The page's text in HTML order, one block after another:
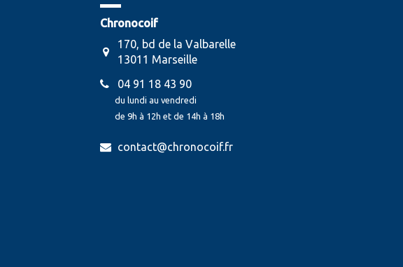
Chronocoif
170, bd de la Valbarelle
13011 Marseille
04 91 18 43 90
du lundi au vendredi
de 9h à 12h et de 14h à 18h
contact@chronocoif.fr